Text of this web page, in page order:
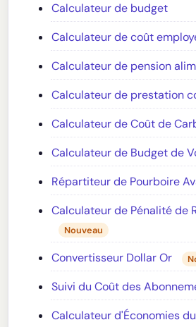
Calculateur de budget
Calculateur de coût
Calculateur de pension
Calculateur de prestation
Calculateur de Coût de
Calculateur de Budget de
Répartiteur de Pourboire
Calculateur de Pénalité de
Nouveau
Convertisseur Dollar Or
Suivi du Coût des
Calculateur d'Économies